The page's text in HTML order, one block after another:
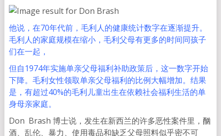
他说，在70年代前，毛利人的健康统计数字在逐渐提升。
毛利人的家庭规模在缩小，毛利父母有更多的时间同孩子
们在一起，
但自1974年实施单亲父母福利补助政策后，这一数字开始
下降。毛利女性领取单亲父母福利的比例大幅增加。结果
是，有超过40%的毛利儿童出生在依赖社会福利生活的单
身母亲家庭。
Don Brash 博士说，发生在新西兰的许多恶性案件里，酗
酒、乱伦、暴力、使用毒品和缺乏父母照料似乎密不可